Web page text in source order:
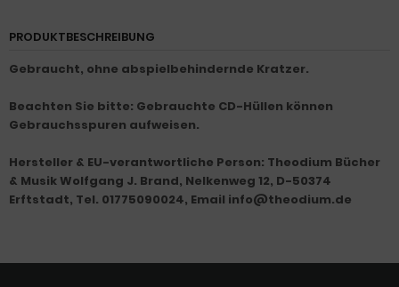
PRODUKTBESCHREIBUNG
Gebraucht, ohne abspielbehindernde Kratzer.
Beachten Sie bitte: Gebrauchte CD-Hüllen können
Gebrauchsspuren aufweisen.
Hersteller & EU-verantwortliche Person: Theodium Bücher
& Musik Wolfgang J. Brand, Nelkenweg 12, D-50374
Erftstadt, Tel. 01775090024, Email info@theodium.de